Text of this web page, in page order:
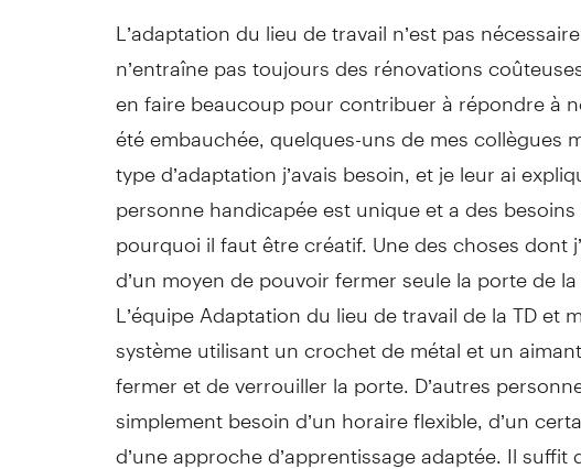
L’adaptation du lieu de travail n’est pas
n’entraîne pas toujours des rénovations
en faire beaucoup pour contribuer à répondre à
été embauchée, quelques-uns de mes collègues
type d’adaptation j’avais besoin, et je leur ai
personne handicapée est unique et a des
pourquoi il faut être créatif. Une des choses dont
d’un moyen de pouvoir fermer seule la porte de
L’équipe Adaptation du lieu de travail de la TD et
système utilisant un crochet de métal et un
fermer et de verrouiller la porte. D’autres
simplement besoin d’un horaire flexible, d’un
d’une approche d’apprentissage adaptée. Il suffit